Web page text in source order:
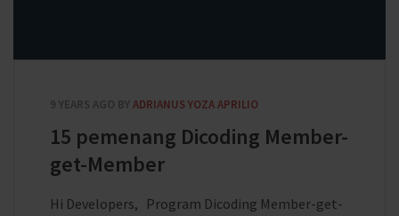
9 YEARS AGO BY ADRIANUS YOZA APRILIO
15 pemenang Dicoding Member-
get-Member
Hi Developers, Program Dicoding Member-get-